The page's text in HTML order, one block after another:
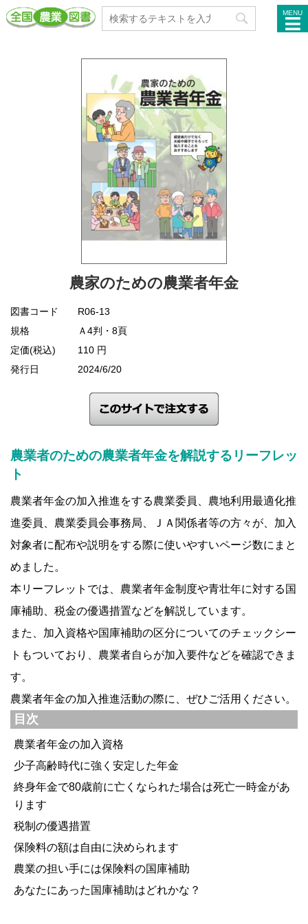
MENU
農家のための農業者年金
図書コード
R06-13
規格
Ａ4判・8頁
定価(税込)
110 円
発行日
2024/6/20
農業者のための農業者年金を解説するリーフレッ
ト
農業者年金の加入推進をする農業委員、農地利用最適化推
進委員、農業委員会事務局、ＪＡ関係者等の方々が、加入
対象者に配布や説明をする際に使いやすいページ数にまと
めました。
本リーフレットでは、農業者年金制度や青壮年に対する国
庫補助、税金の優遇措置などを解説しています。
また、加入資格や国庫補助の区分についてのチェックシー
トもついており、農業者自らが加入要件などを確認できま
す。
農業者年金の加入推進活動の際に、ぜひご活用ください。
目次
農業者年金の加入資格
少子高齢時代に強く安定した年金
終身年金で80歳前に亡くなられた場合は死亡一時金があ
ります
税制の優遇措置
保険料の額は自由に決められます
農業の担い手には保険料の国庫補助
あなたにあった国庫補助はどれかな？